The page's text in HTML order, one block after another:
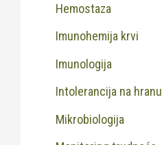
Hemostaza
Imunohemija krvi
Imunologija
Intolerancija na hranu
Mikrobiologija